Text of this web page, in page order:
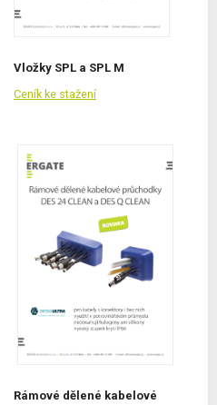
Vložky SPL a SPL M
Ceník ke stažení
Rámové dělené kabelové